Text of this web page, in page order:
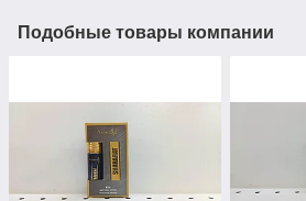
Подобные товары компании